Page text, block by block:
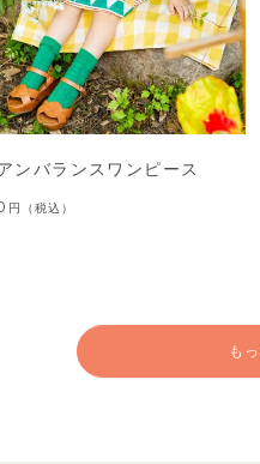
ンバランスワンピース
円 （税込）
も